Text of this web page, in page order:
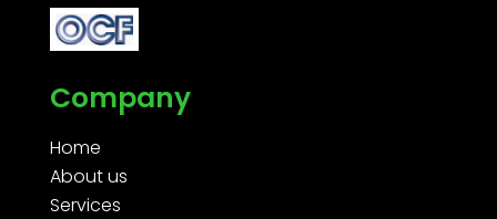
Company
Home
About us
Services